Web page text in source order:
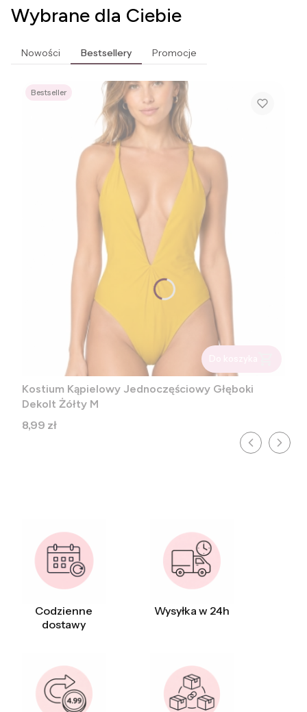
Wybrane dla Ciebie
Nowości Bestsellery Promocje
Bestseller
Kostium Kąpielowy Jednoczęściowy Głęboki
Dekolt Żółty M
Cena
8,99 zł
Codzienne
dostawy
Wysyłka w 24h